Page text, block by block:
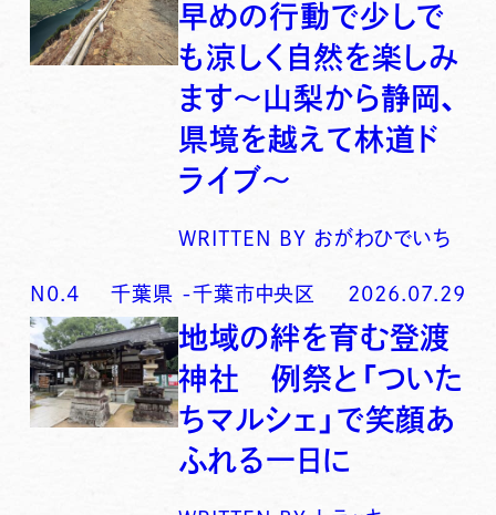
早めの行動で少しで
も涼しく自然を楽しみ
ます〜山梨から静岡、
県境を越えて林道ド
ライブ〜
WRITTEN BY おがわひでいち
N0.4 千葉県 -千葉市中央区 2026.07.29
地域の絆を育む登渡
神社 例祭と「ついた
ちマルシェ」で笑顔あ
ふれる一日に